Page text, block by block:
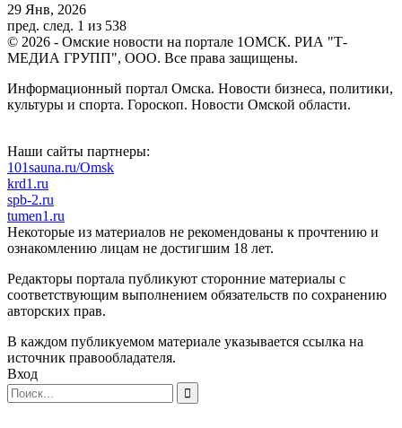
29 Янв, 2026
пред. след. 1 из 538
© 2026 - Омские новости на портале 1ОМСК. РИА "Т-
МЕДИА ГРУПП", ООО. Все права защищены.
Информационный портал Омска. Новости бизнеса, политики,
культуры и спорта. Гороскоп. Новости Омской области.
Наши сайты партнеры:
101sauna.ru/Omsk
krd1.ru
spb-2.ru
tumen1.ru
Некоторые из материалов не рекомендованы к прочтению и
ознакомлению лицам не достигшим 18 лет.
Редакторы портала публикуют сторонние материалы с
соответствующим выполнением обязательств по сохранению
авторских прав.
В каждом публикуемом материале указывается ссылка на
источник правообладателя.
Вход